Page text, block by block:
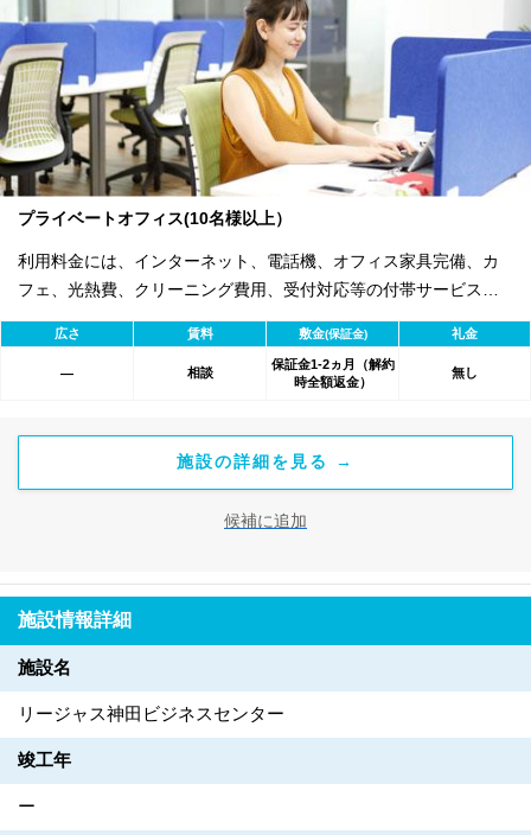
プライベートオフィス(10名様以上）
利用料金には、インターネット、電話機、オフィス家具完備、カ
フェ、光熱費、クリーニング費用、受付対応等の付帯サービスす
べて含まれ、追加料金不要です。 また適宜キャンペーン、契約期
間による割引特典あります。
広さ 賃料 敷金(保証金) 礼金
― 相談
保証金1-2ヵ月（解約
時全額返金）
無し
施設の詳細を見る →
候補に追加
施設情報詳細
施設名
リージャス神田ビジネスセンター
竣工年
ー